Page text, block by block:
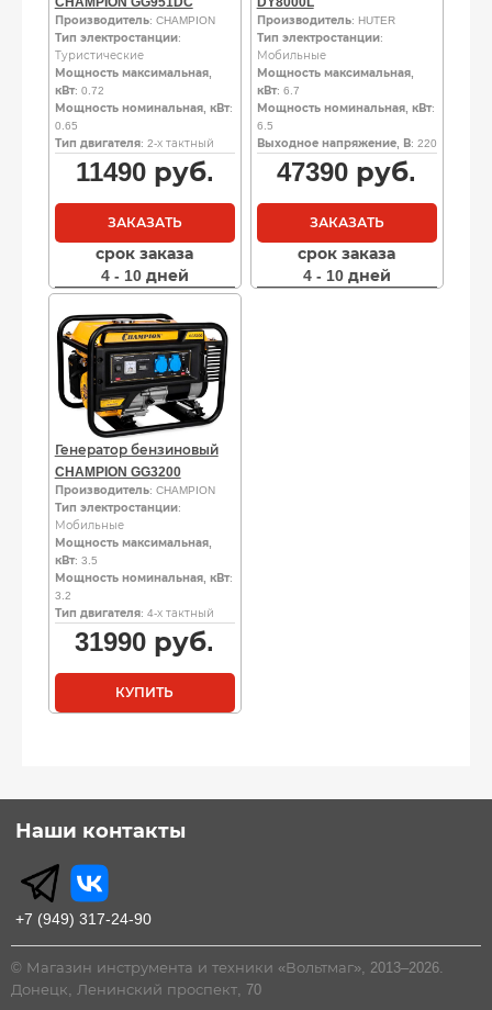
Производитель: CHAMPION
Тип электростанции:
Туристические
Мощность максимальная,
кВт: 0.72
Мощность номинальная, кВт:
0.65
Тип двигателя: 2-х тактный
11490руб.
ЗАКАЗАТЬ
срок заказа
4 - 10 дней
Производитель: HUTER
Тип электростанции:
Мобильные
Мощность максимальная,
кВт: 6.7
Мощность номинальная, кВт:
6.5
Выходное напряжение, В: 220
47390 руб.
ЗАКАЗАТЬ
срок заказа
4 - 10 дней
Генератор бензиновый
CHAMPION GG3200
Производитель: CHAMPION
Тип электростанции:
Мобильные
Мощность максимальная,
кВт: 3.5
Мощность номинальная, кВт:
3.2
Тип двигателя: 4-х тактный
31990 руб.
КУПИТЬ
Наши контакты
+7 (949) 317-24-90
© Магазин инструмента и техники «Вольтмаг», 2013–2026.
Донецк, Ленинский проспект, 70